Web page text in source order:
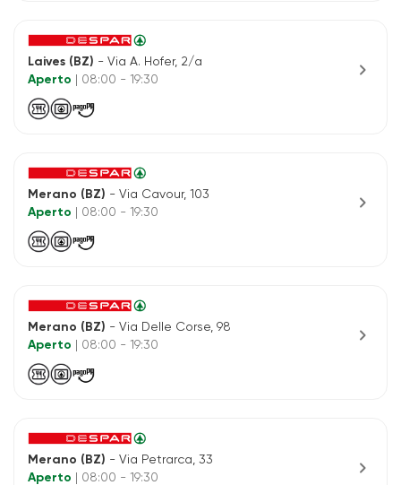
Laives (BZ) - Via A. Hofer, 2/a
Aperto
| 08:00 - 19:30 chevron_right
Merano (BZ) - Via Cavour, 103
Aperto
| 08:00 - 19:30 chevron_right
Merano (BZ) - Via Delle Corse, 98
Aperto
| 08:00 - 19:30 chevron_right
Merano (BZ) - Via Petrarca, 33
Aperto
| 08:00 - 19:30 chevron_right